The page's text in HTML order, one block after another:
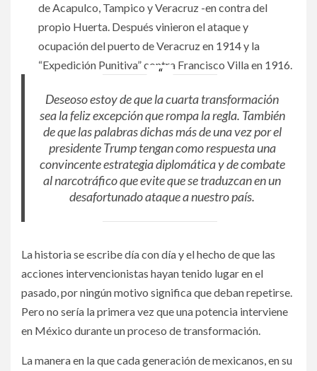
de Acapulco, Tampico y Veracruz -en contra del
propio Huerta. Después vinieron el ataque y
ocupación del puerto de Veracruz en 1914 y la
“Expedición Punitiva” contra Francisco Villa en 1916.
Deseoso estoy de que la cuarta transformación
sea la feliz excepción que rompa la regla. También
de que las palabras dichas más de una vez por el
presidente Trump tengan como respuesta una
convincente estrategia diplomática y de combate
al narcotráfico que evite que se traduzcan en un
desafortunado ataque a nuestro país.
La historia se escribe día con día y el hecho de que las
acciones intervencionistas hayan tenido lugar en el
pasado, por ningún motivo significa que deban repetirse.
Pero no sería la primera vez que una potencia interviene
en México durante un proceso de transformación.
La manera en la que cada generación de mexicanos, en su